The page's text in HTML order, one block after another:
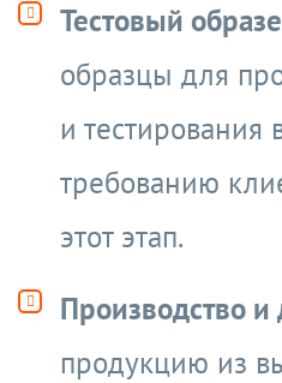
Тестовый
образцы для
и тестирования
требованию
этот этап.
Производство и
продукцию из